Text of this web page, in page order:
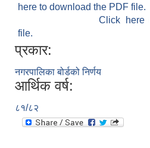
here to download the PDF file.
Click here
file.
प्रकार:
नगरपालिका बोर्डको निर्णय
आर्थिक वर्ष:
८१/८२